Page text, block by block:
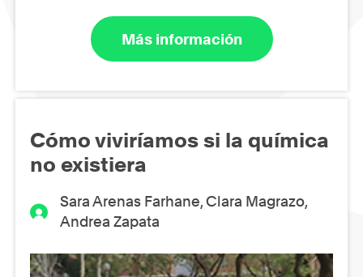
Más información
Cómo viviríamos si la química
no existiera
Sara Arenas Farhane, Clara Magrazo,
Andrea Zapata